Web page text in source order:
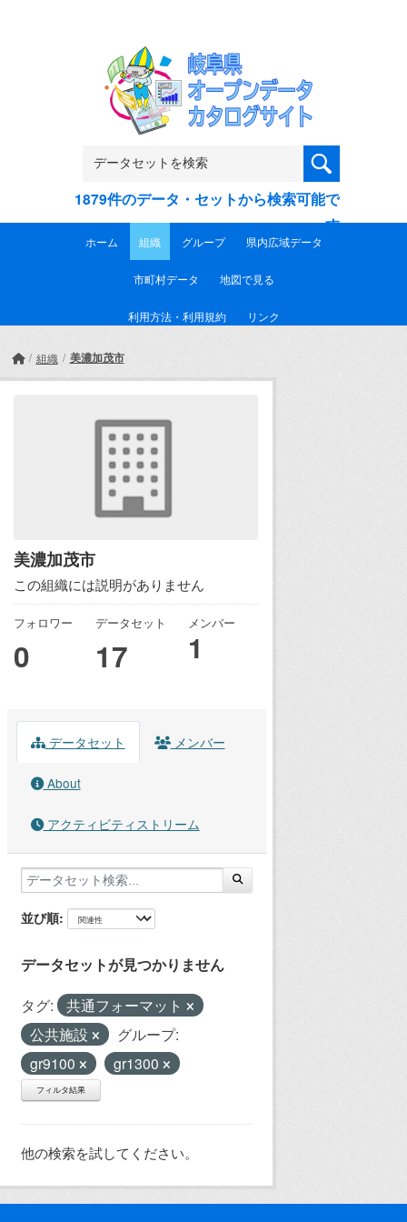
1879件のデータ・セットから検索可能で
す
ホーム 組織 グループ 県内広域データ
市町村データ 地図で見る
利用方法・利用規約 リンク
組織 美濃加茂市
美濃加茂市
この組織には説明がありません
フォロワー
0
データセット
17
メンバー
1
データセット メンバー
About
アクティビティストリーム
並び順
データセットが見つかりません
タグ:
共通フォーマット
公共施設
グループ:
gr9100
gr1300
フィルタ結果
他の検索を試してください。